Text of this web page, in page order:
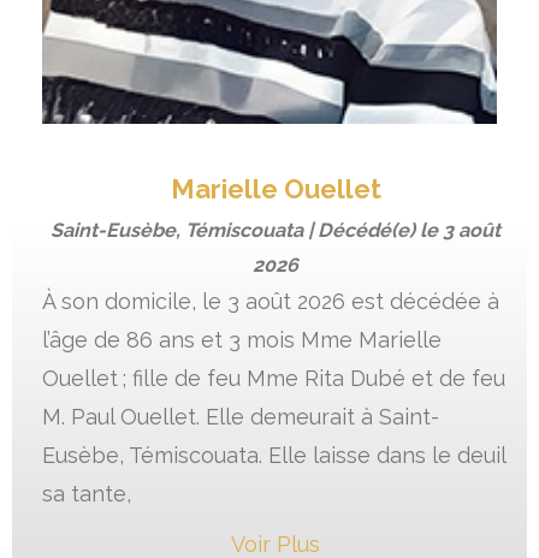
Marielle Ouellet
Saint-Eusèbe, Témiscouata | Décédé(e) le 3 août
2026
À son domicile, le 3 août 2026 est décédée à
l’âge de 86 ans et 3 mois Mme Marielle
Ouellet ; fille de feu Mme Rita Dubé et de feu
M. Paul Ouellet. Elle demeurait à Saint-
Eusèbe, Témiscouata. Elle laisse dans le deuil
sa tante,
Voir Plus